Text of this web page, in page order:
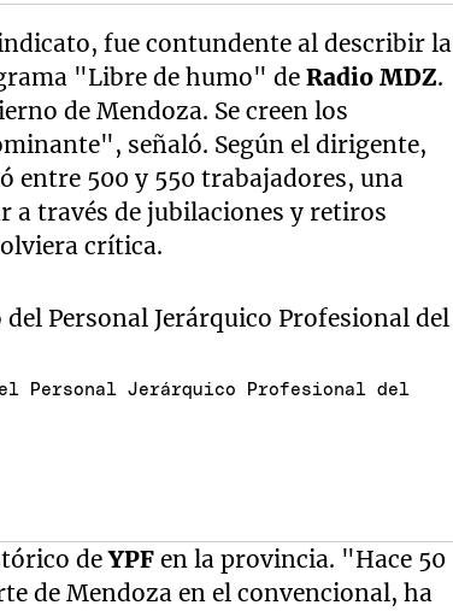
fue contundente al describir la
"Libre de humo" deRadio MDZ.
de Mendoza. Se creen los
señaló. Según el dirigente,
entre 500 y 550 trabajadores, una
través de jubilaciones y retiros
crítica.
Personal Jerárquico Profesional del
deYPFen la provincia. "Hace 50
de Mendoza en el convencional, ha